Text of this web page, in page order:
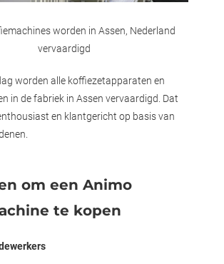
worden in Assen, Nederland
vervaardigd
worden alle koffiezetapparaten en
in de fabriek in Assen vervaardigd. Dat
en klantgericht op basis van
om een Animo
te kopen